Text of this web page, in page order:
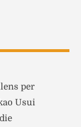
per
Usui